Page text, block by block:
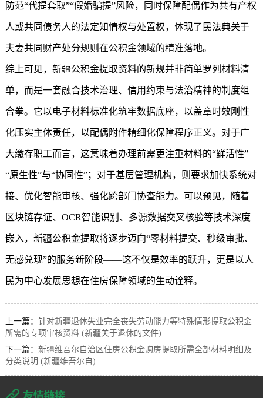
防范“代提套取”“假婚骗提”风险，同时保障配偶作为共有产权
人或共同债务人的法定知情权与处置权，体现了民法典关于
夫妻共同财产处分规则在公积金领域的精准落地。
综上可见， 新疆公积金提取资料的新规并非简单罗列材料清
单，而是一套融合技术治理、信用约束与法治精神的制度组
合拳。它以电子材料标准化筑牢数据底座，以盖章时效刚性
化压实主体责任，以配偶附件精细化保障程序正义。对于广
大缴存职工而言，这意味着办理前需更注重材料的“鲜活性”
“原生性”与“协同性”；对于基层管理机构，则要求加快系统对
接、优化智能审核、强化跨部门协查能力。可以预见，随着
区块链存证、OCR智能识别、多源数据交叉核验等技术深度
嵌入， 新疆公积金提取将逐步迈向“零材料提交、秒级审批、
无感兑现”的服务新阶段——这不仅是效率的跃升，更是以人
民为中心发展思想在住房保障领域的生动诠释。
上一篇： 针对新疆退休失业完全丧失劳动能力等特殊情形提取公积金
所需的专项审核资料 (新疆关于退休的文件)
下一篇： 新疆维吾尔自治区住房公积金购房提取所需全部材料明细及
分类说明 (新疆维吾尔自)